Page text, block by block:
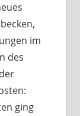
im
des
ging